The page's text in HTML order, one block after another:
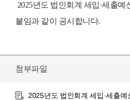
2025년도 법인회계 세입·세출
붙임과 같이 공시합니 다.
첨부파일
2025년도 법인회계 세입·세출